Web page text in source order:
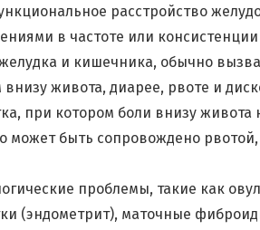
расстройство
в частоте или консистенции
и кишечника, обычно
живота, диарее, рвоте и
при котором боли внизу
может быть сопровождено
проблемы, такие как
(эндометрит), маточные